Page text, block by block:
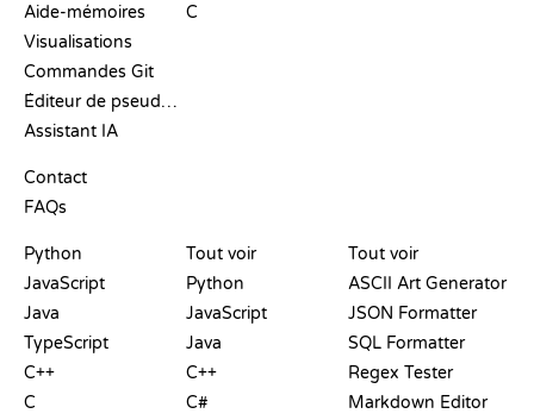
Aide-mémoires
Visualisations
Commandes Git
Éditeur de pseudo-code
Assistant IA
Contact
FAQs
C
Python
JavaScript
Java
TypeScript
C++
C
Tout voir
Python
JavaScript
Java
C++
C#
Tout voir
ASCII Art Generator
JSON Formatter
SQL Formatter
Regex Tester
Markdown Editor